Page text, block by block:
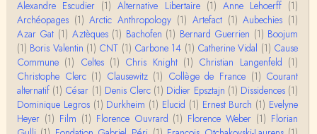
Alexandre Escudier (1) Alternative Libertaire (1) Anne Lehoerff (1)
Archéopages (1) Arctic Anthropology (1) Artefact (1) Aubechies (1)
Azar Gat (1) Aztèques (1) Bachofen (1) Bernard Guerrien (1) Boojum
(1) Boris Valentin (1) CNT (1) Carbone 14 (1) Catherine Vidal (1) Cause
Commune (1) Celtes (1) Chris Knight (1) Christian Langenfeld (1)
Christophe Clerc (1) Clausewitz (1) Collège de France (1) Courant
alternatif (1) César (1) Denis Clerc (1) Didier Epsztajn (1) Dissidences (1)
Dominique Legros (1) Durkheim (1) Elucid (1) Ernest Burch (1) Evelyne
Heyer (1) Film (1) Florence Ouvrard (1) Florence Weber (1) Florian